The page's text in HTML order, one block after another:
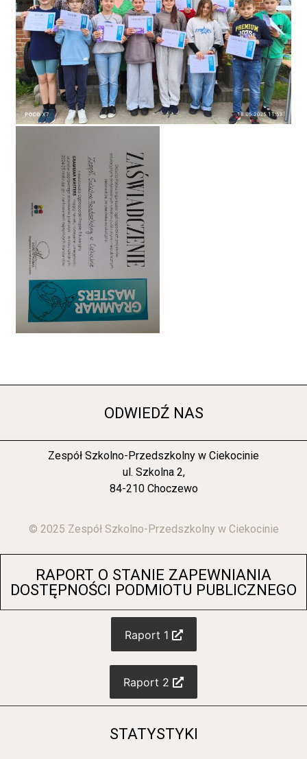
ODWIEDŹ NAS
Zespół Szkolno-Przedszkolny w Ciekocinie
ul. Szkolna 2,
84-210 Choczewo
© 2025 Zespół Szkolno-Przedszkolny w Ciekocinie
RAPORT O STANIE ZAPEWNIANIA
DOSTĘPNOŚCI PODMIOTU PUBLICZNEGO
Raport 1
Raport 2
STATYSTYKI